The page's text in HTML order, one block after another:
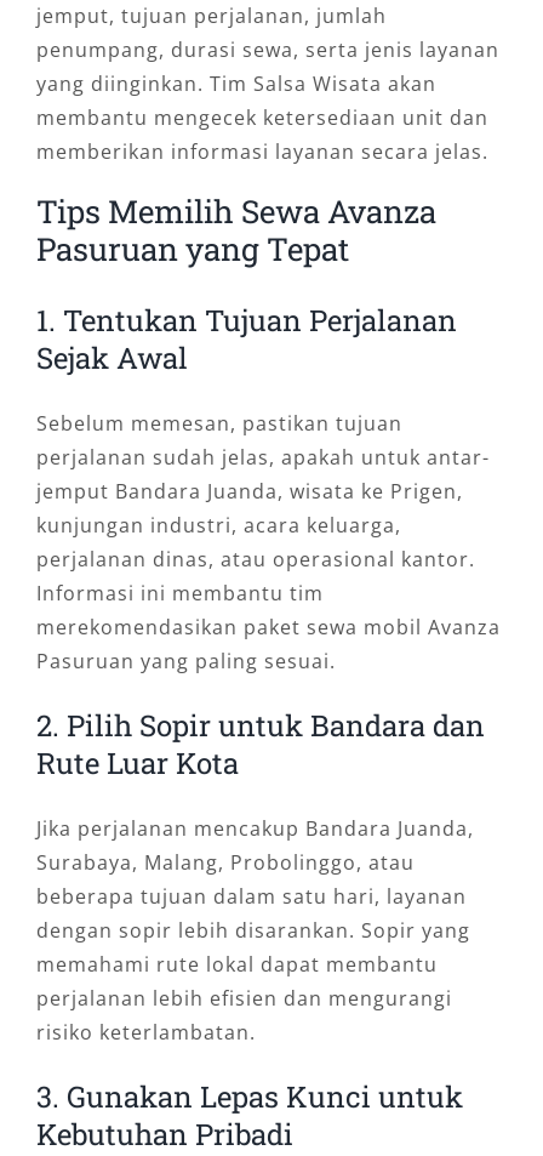
jemput, tujuan perjalanan, jumlah
penumpang, durasi sewa, serta jenis layanan
yang diinginkan. Tim Salsa Wisata akan
membantu mengecek ketersediaan unit dan
memberikan informasi layanan secara jelas.
Tips Memilih Sewa Avanza
Pasuruan yang Tepat
1. Tentukan Tujuan Perjalanan
Sejak Awal
Sebelum memesan, pastikan tujuan
perjalanan sudah jelas, apakah untuk antar-
jemput Bandara Juanda, wisata ke Prigen,
kunjungan industri, acara keluarga,
perjalanan dinas, atau operasional kantor.
Informasi ini membantu tim
merekomendasikan paket sewa mobil Avanza
Pasuruan yang paling sesuai.
2. Pilih Sopir untuk Bandara dan
Rute Luar Kota
Jika perjalanan mencakup Bandara Juanda,
Surabaya, Malang, Probolinggo, atau
beberapa tujuan dalam satu hari, layanan
dengan sopir lebih disarankan. Sopir yang
memahami rute lokal dapat membantu
perjalanan lebih efisien dan mengurangi
risiko keterlambatan.
3. Gunakan Lepas Kunci untuk
Kebutuhan Pribadi